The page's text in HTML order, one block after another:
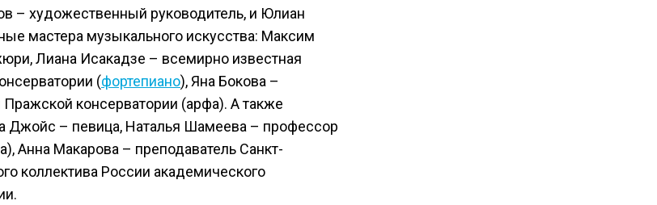
– художественный руководитель, и Юлиан
мастера музыкального искусства: Максим
Лиана Исакадзе – всемирно известная
(фортепиано), Яна Бокова –
консерватории (арфа). А также
Джойс – певица, Наталья Шамеева – профессор
Анна Макарова – преподаватель Санкт-
коллектива России академического